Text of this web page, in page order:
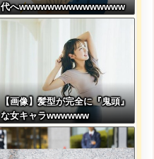
代へwwwwwwwwwwwwwww
wwww
【画像】髪型が完全に『鬼頭』
な女キャラwwwwww